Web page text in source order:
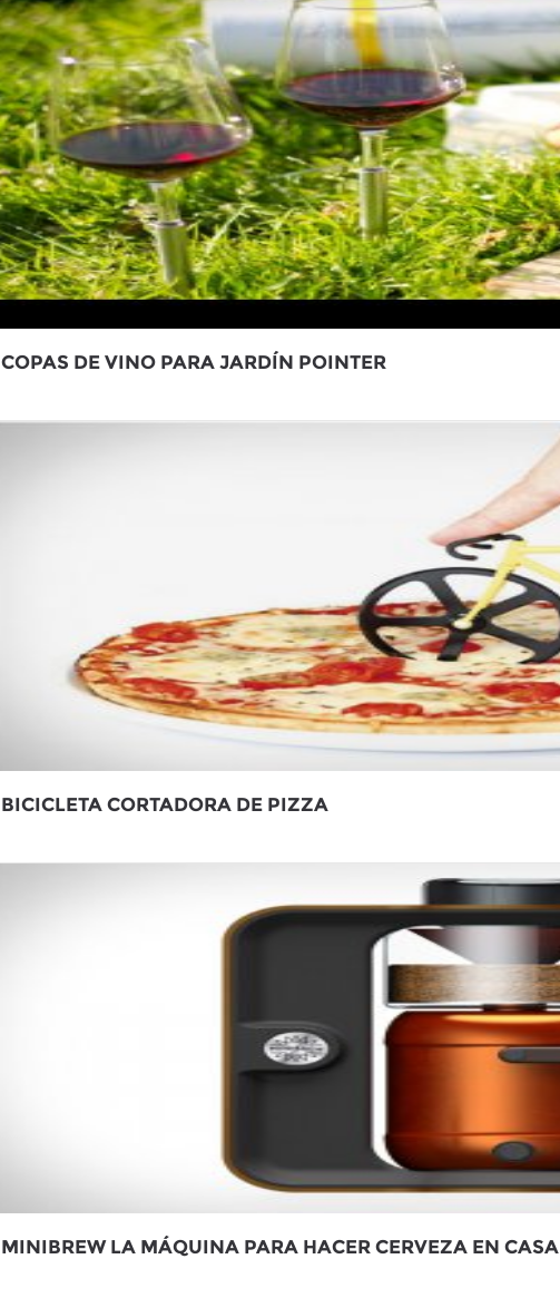
COPAS DE VINO PARA JARDÍN POINTER
BICICLETA CORTADORA DE PIZZA
MINIBREW LA MÁQUINA PARA HACER CERVEZA EN CASA